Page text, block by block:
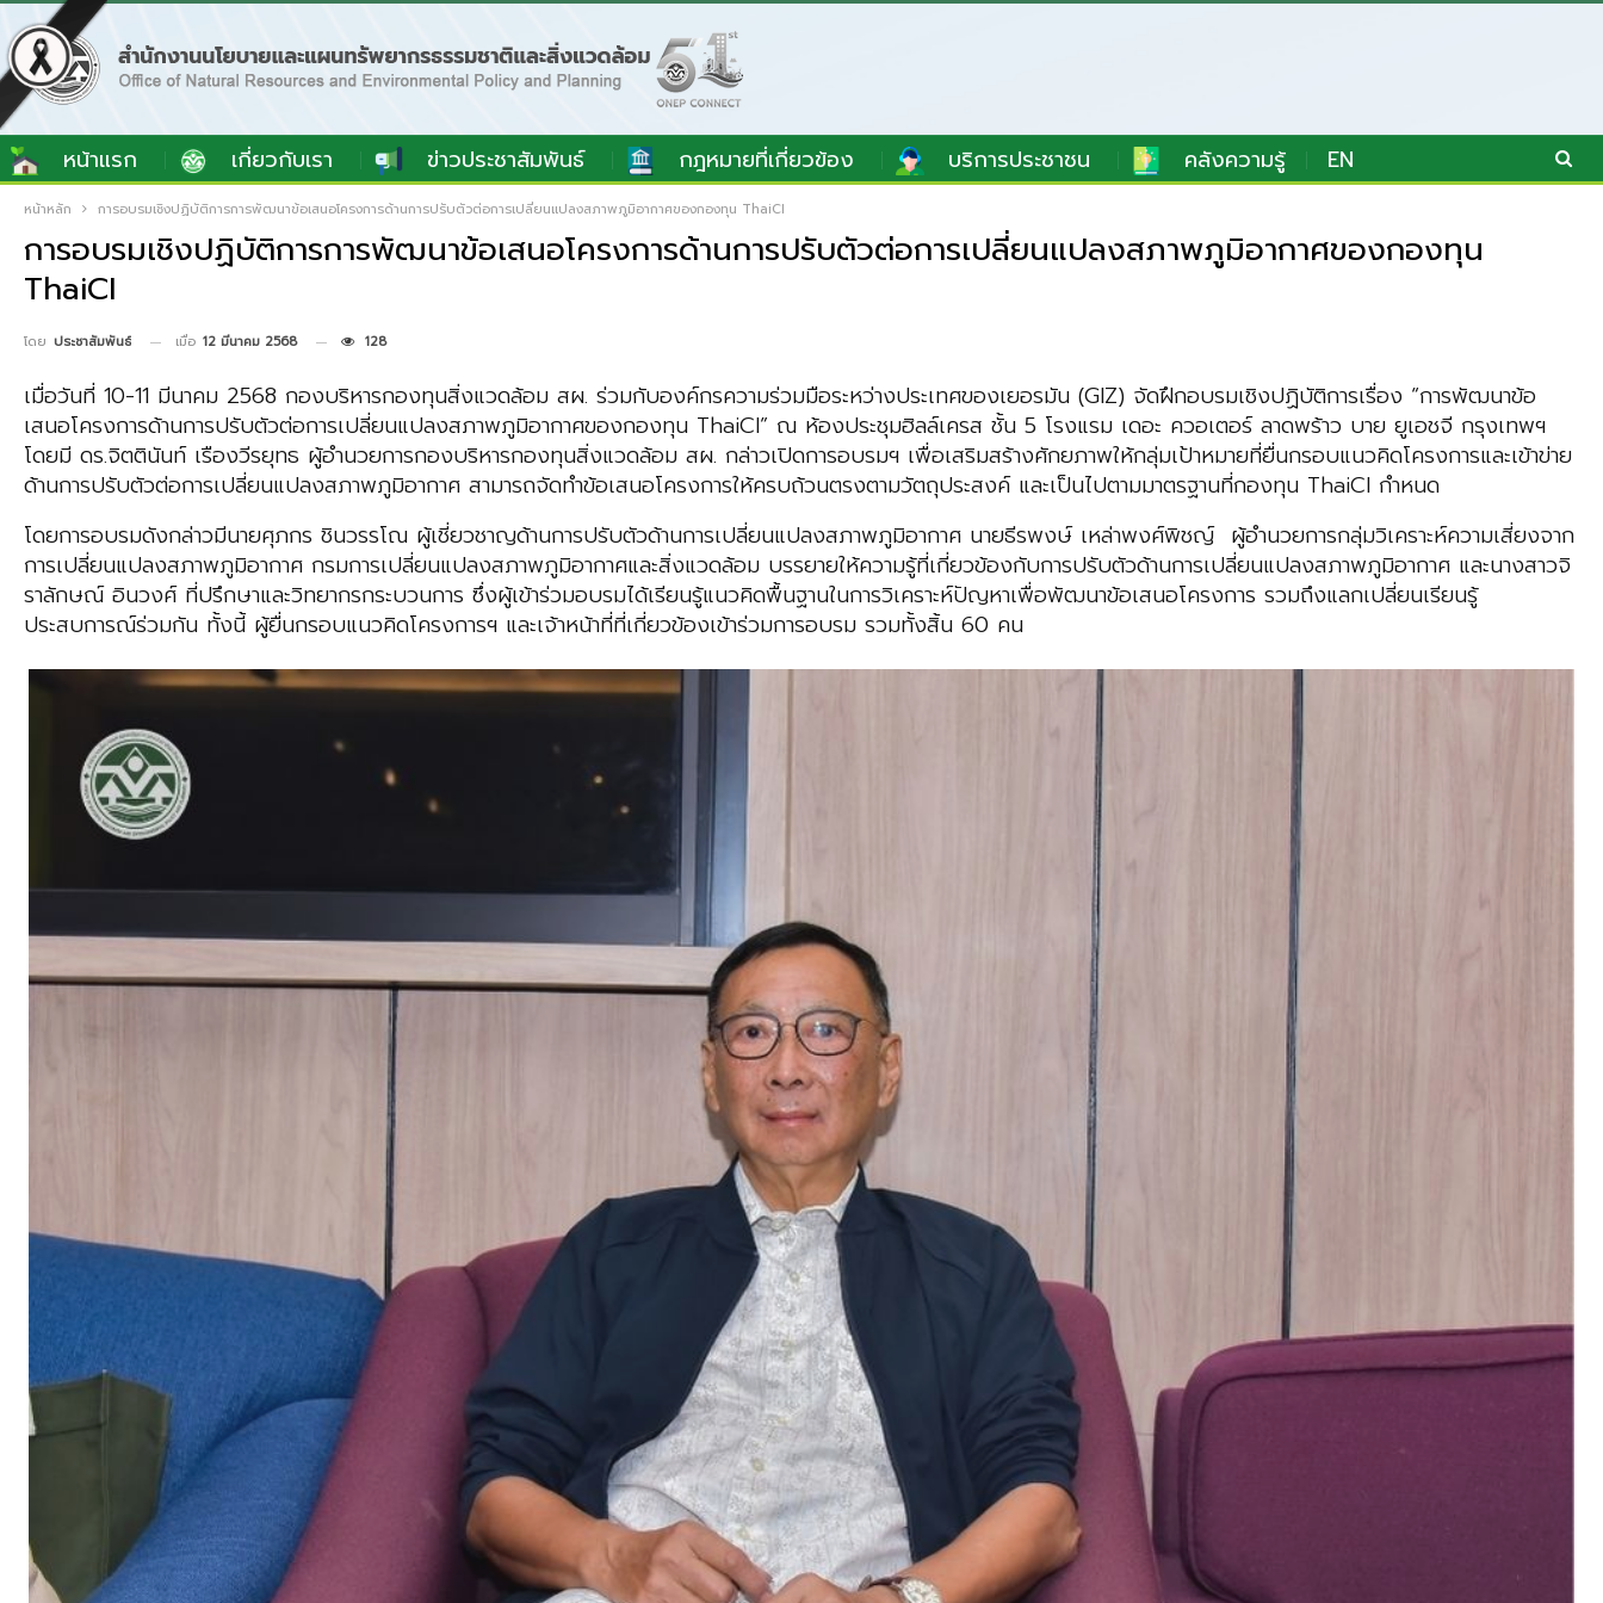
หน้าแรก เกี่ยวกับเรา ข่าวประชาสัมพันธ์ กฎหมายที่เกี่ยวข้อง บริการประชาชน คลังความรู้ EN
หน้าหลัก การอบรมเชิงปฏิบัติการการพัฒนาข้อเสนอโครงการด้านการปรับตัวต่อการเปลี่ยนแปลงสภาพภูมิอากาศของกองทุน ThaiCI
การอบรมเชิงปฏิบัติการการพัฒนาข้อเสนอโครงการด้านการปรับตัวต่อการเปลี่ยนแปลงสภาพภูมิอากาศของกองทุน
ThaiCI
โดย ประชาสัมพันธ์ เมื่อ 12 มีนาคม 2568 128
เมื่อวันที่ 10-11 มีนาคม 2568 กองบริหารกองทุนสิ่งแวดล้อม สผ. ร่วมกับองค์กรความร่วมมือระหว่างประเทศของเยอรมัน (GIZ) จัดฝึกอบรมเชิงปฏิบัติการเรื่อง “การพัฒนาข้อ
เสนอโครงการด้านการปรับตัวต่อการเปลี่ยนแปลงสภาพภูมิอากาศของกองทุน ThaiCI” ณ ห้องประชุมฮิลล์เครส ชั้น 5 โรงแรม เดอะ ควอเตอร์ ลาดพร้าว บาย ยูเอชจี กรุงเทพฯ
โดยมี ดร.จิตตินันท์ เรืองวีรยุทธ ผู้อำนวยการกองบริหารกองทุนสิ่งแวดล้อม สผ. กล่าวเปิดการอบรมฯ เพื่อเสริมสร้างศักยภาพให้กลุ่มเป้าหมายที่ยื่นกรอบแนวคิดโครงการและเข้าข่าย
ด้านการปรับตัวต่อการเปลี่ยนแปลงสภาพภูมิอากาศ สามารถจัดทำข้อเสนอโครงการให้ครบถ้วนตรงตามวัตถุประสงค์ และเป็นไปตามมาตรฐานที่กองทุน ThaiCI กำหนด
โดยการอบรมดังกล่าวมีนายศุภกร ชินวรรโณ ผู้เชี่ยวชาญด้านการปรับตัวด้านการเปลี่ยนแปลงสภาพภูมิอากาศ นายธีรพงษ์ เหล่าพงศ์พิชญ์ ผู้อำนวยการกลุ่มวิเคราะห์ความเสี่ยงจาก
การเปลี่ยนแปลงสภาพภูมิอากาศ กรมการเปลี่ยนแปลงสภาพภูมิอากาศและสิ่งแวดล้อม บรรยายให้ความรู้ที่เกี่ยวข้องกับการปรับตัวด้านการเปลี่ยนแปลงสภาพภูมิอากาศ และนางสาวจิ
ราลักษณ์ อินวงศ์ ที่ปรึกษาและวิทยากรกระบวนการ ซึ่งผู้เข้าร่วมอบรมได้เรียนรู้แนวคิดพื้นฐานในการวิเคราะห์ปัญหาเพื่อพัฒนาข้อเสนอโครงการ รวมถึงแลกเปลี่ยนเรียนรู้
ประสบการณ์ร่วมกัน ทั้งนี้ ผู้ยื่นกรอบแนวคิดโครงการฯ และเจ้าหน้าที่ที่เกี่ยวข้องเข้าร่วมการอบรม รวมทั้งสิ้น 60 คน